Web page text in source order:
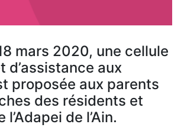
mars 2020, une cellule
d’assistance aux
proposée aux parents
des résidents et
de l’Ain.